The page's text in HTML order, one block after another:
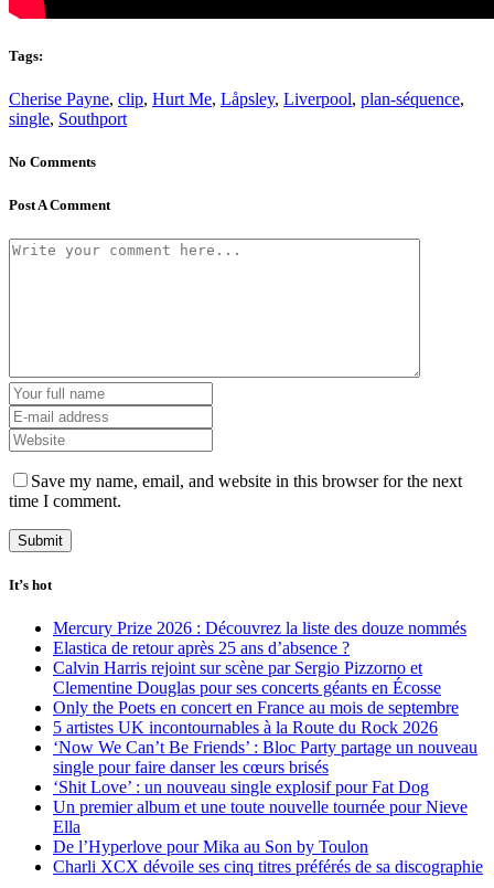
Tags:
Cherise Payne, clip, Hurt Me, Låpsley, Liverpool, plan-séquence,
single, Southport
No Comments
Post A Comment
Save my name, email, and website in this browser for the next
time I comment.
It’s hot
Mercury Prize 2026 : Découvrez la liste des douze nommés
Elastica de retour après 25 ans d’absence ?
Calvin Harris rejoint sur scène par Sergio Pizzorno et
Clementine Douglas pour ses concerts géants en Écosse
Only the Poets en concert en France au mois de septembre
5 artistes UK incontournables à la Route du Rock 2026
‘Now We Can’t Be Friends’ : Bloc Party partage un nouveau
single pour faire danser les cœurs brisés
‘Shit Love’ : un nouveau single explosif pour Fat Dog
Un premier album et une toute nouvelle tournée pour Nieve
Ella
De l’Hyperlove pour Mika au Son by Toulon
Charli XCX dévoile ses cinq titres préférés de sa discographie